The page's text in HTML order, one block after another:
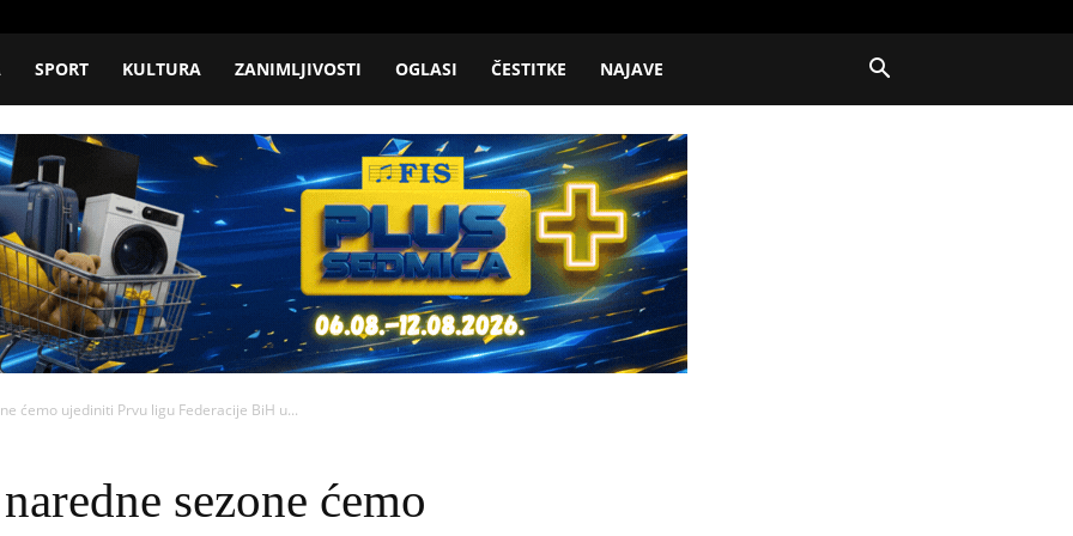
SPORT KULTURA ZANIMLJIVOSTI OGLASI ČESTITKE NAJAVE
ćemo ujediniti Prvu ligu Federacije BiH u...
sezone ćemo